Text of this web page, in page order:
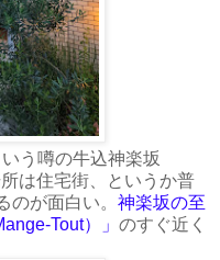
う噂の牛込神楽坂
は住宅街、というか普
のが面白い。 神楽坂の至
Tout）」 のすぐ近く